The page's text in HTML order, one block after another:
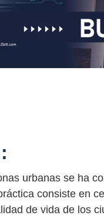
urbanas se ha
consiste en
de vida de los